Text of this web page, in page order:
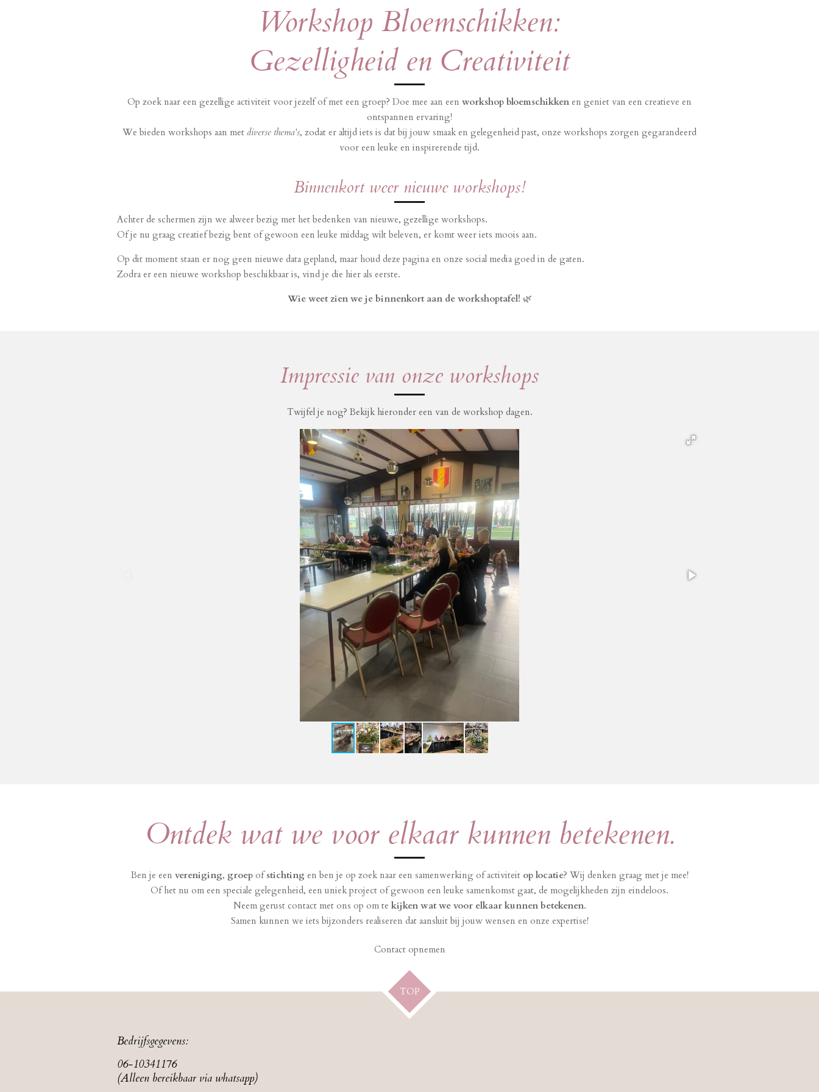
Workshop Bloemschikken:
Gezelligheid en Creativiteit
Op zoek naar een gezellige activiteit voor jezelf of met een groep? Doe mee aan een workshop bloemschikken en geniet van een creatieve en
ontspannen ervaring!
We bieden workshops aan met diverse thema's, zodat er altijd iets is dat bij jouw smaak en gelegenheid past, onze workshops zorgen gegarandeerd
voor een leuke en inspirerende tijd.
Binnenkort weer nieuwe workshops!
Achter de schermen zijn we alweer bezig met het bedenken van nieuwe, gezellige workshops.
Of je nu graag creatief bezig bent of gewoon een leuke middag wilt beleven, er komt weer iets moois aan.
Op dit moment staan er nog geen nieuwe data gepland, maar houd deze pagina en onze social media goed in de gaten.
Zodra er een nieuwe workshop beschikbaar is, vind je die hier als eerste.
Wie weet zien we je binnenkort aan de workshoptafel! 🌿
Impressie van onze workshops
Twijfel je nog? Bekijk hieronder een van de workshop dagen.
Ontdek wat we voor elkaar kunnen betekenen.
Ben je een vereniging, groepofstichting en ben je op zoek naar een samenwerking of activiteit op locatie? Wij denken graag met je mee!
Of het nu om een speciale gelegenheid, een uniek project of gewoon een leuke samenkomst gaat, de mogelijkheden zijn eindeloos.
Neem gerust contact met ons op om te kijken wat we voor elkaar kunnen betekenen.
Samen kunnen we iets bijzonders realiseren dat aansluit bij jouw wensen en onze expertise!
Contact opnemen
TOP
Bedrijfsgegevens:
06-10341176
(Alleen bereikbaar via whatsapp)